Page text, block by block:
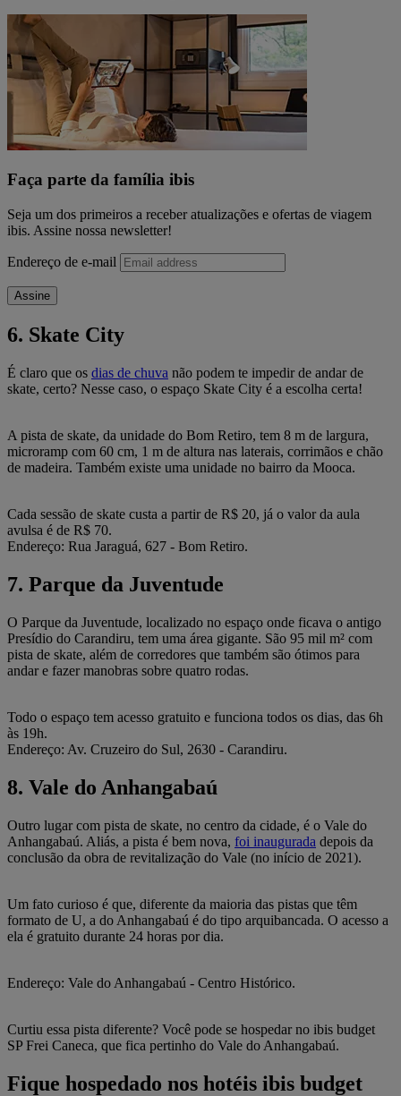
Faça parte da família ibis
Seja um dos primeiros a receber atualizações e ofertas de viagem
ibis. Assine nossa newsletter!
Endereço de e-mail
Assine
6. Skate City
É claro que os dias de chuva não podem te impedir de andar de
skate, certo? Nesse caso, o espaço Skate City é a escolha certa!
A pista de skate, da unidade do Bom Retiro, tem 8 m de largura,
microramp com 60 cm, 1 m de altura nas laterais, corrimãos e chão
de madeira. Também existe uma unidade no bairro da Mooca.
Cada sessão de skate custa a partir de R$ 20, já o valor da aula
avulsa é de R$ 70.
Endereço: Rua Jaraguá, 627 - Bom Retiro.
7. Parque da Juventude
O Parque da Juventude, localizado no espaço onde ficava o antigo
Presídio do Carandiru, tem uma área gigante. São 95 mil m² com
pista de skate, além de corredores que também são ótimos para
andar e fazer manobras sobre quatro rodas.
Todo o espaço tem acesso gratuito e funciona todos os dias, das 6h
às 19h.
Endereço: Av. Cruzeiro do Sul, 2630 - Carandiru.
8. Vale do Anhangabaú
Outro lugar com pista de skate, no centro da cidade, é o Vale do
Anhangabaú. Aliás, a pista é bem nova, foi inaugurada depois da
conclusão da obra de revitalização do Vale (no início de 2021).
Um fato curioso é que, diferente da maioria das pistas que têm
formato de U, a do Anhangabaú é do tipo arquibancada. O acesso a
ela é gratuito durante 24 horas por dia.
Endereço: Vale do Anhangabaú - Centro Histórico.
Curtiu essa pista diferente? Você pode se hospedar no ibis budget
SP Frei Caneca, que fica pertinho do Vale do Anhangabaú.
Fique hospedado nos hotéis ibis budget